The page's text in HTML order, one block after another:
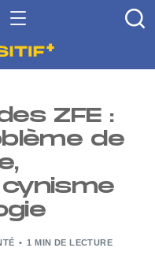
ZFE :
de
1 MIN DE LECTURE